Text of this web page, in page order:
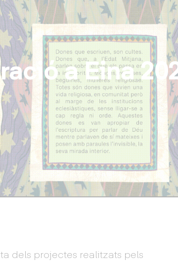
Vés
al
contingut
a Eina
dels projectes realitzats pels